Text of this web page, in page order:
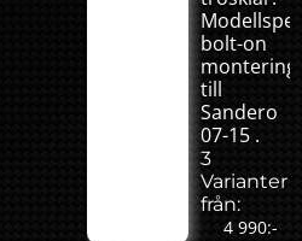
bolt-on
montering
till
Sandero
07-15 .
3
Varianter
från:
4 990:-